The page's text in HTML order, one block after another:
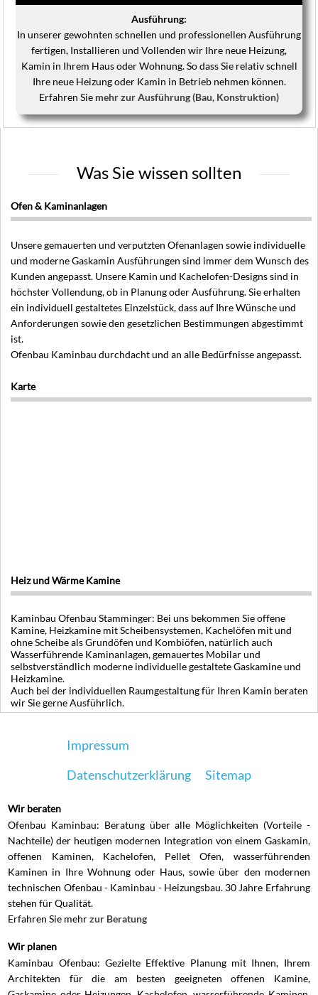
Ausführung:
In unserer gewohnten schnellen und professionellen Ausführung
fertigen, Installieren und Vollenden wir Ihre neue Heizung,
Kamin in Ihrem Haus oder Wohnung. So dass Sie relativ schnell
Ihre neue Heizung oder Kamin in Betrieb nehmen können.
Erfahren Sie mehr zur Ausführung (Bau, Konstruktion)
Was Sie wissen sollten
Ofen & Kaminanlagen
Unsere gemauerten und verputzten Ofenanlagen sowie individuelle
und moderne Gaskamin Ausführungen sind immer dem Wunsch des
Kunden angepasst. Unsere Kamin und Kachelofen-Designs sind in
höchster Vollendung, ob in Planung oder Ausführung. Sie erhalten
ein individuell gestaltetes Einzelstück, dass auf Ihre Wünsche und
Anforderungen sowie den gesetzlichen Bestimmungen abgestimmt
ist.
Ofenbau Kaminbau durchdacht und an alle Bedürfnisse angepasst.
Karte
Heiz und Wärme Kamine
Kaminbau Ofenbau Stamminger: Bei uns bekommen Sie offene
Kamine, Heizkamine mit Scheibensystemen, Kachelöfen mit und
ohne Scheibe als Grundöfen und Kombiöfen, natürlich auch
Wasserführende Kaminanlagen, gemauertes Mobilar und
selbstverständlich moderne individuelle gestaltete Gaskamine und
Heizkamine.
Auch bei der individuellen Raumgestaltung für Ihren Kamin beraten
wir Sie gerne Ausführlich.
Impressum
Datenschutzerklärung
Sitemap
Wir beraten
Ofenbau Kaminbau: Beratung über alle Möglichkeiten (Vorteile -
Nachteile) der heutigen modernen Integration von einem Gaskamin,
offenen Kaminen, Kachelofen, Pellet Ofen, wasserführenden
Kaminen in Ihre Wohnung oder Haus, sowie über den modernen
technischen Ofenbau - Kaminbau - Heizungsbau. 30 Jahre Erfahrung
stehen für Qualität.
Erfahren Sie mehrzur Beratung
Wir planen
Kaminbau Ofenbau: Gezielte Effektive Planung mit Ihnen, Ihrem
Architekten für die am besten geeigneten offenen Kamine,